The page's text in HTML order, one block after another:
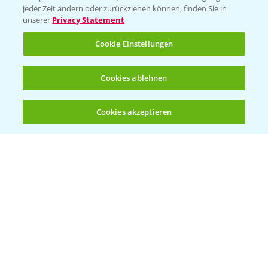
1:41
Welches Frühjahrsherbizid im Weizen
einsetzen?
(noch 4)
jeder Zeit ändern oder zurückziehen können, finden Sie in
unserer Privacy Statement
Cookie Einstellungen
Cookies ablehnen
Cookies akzeptieren